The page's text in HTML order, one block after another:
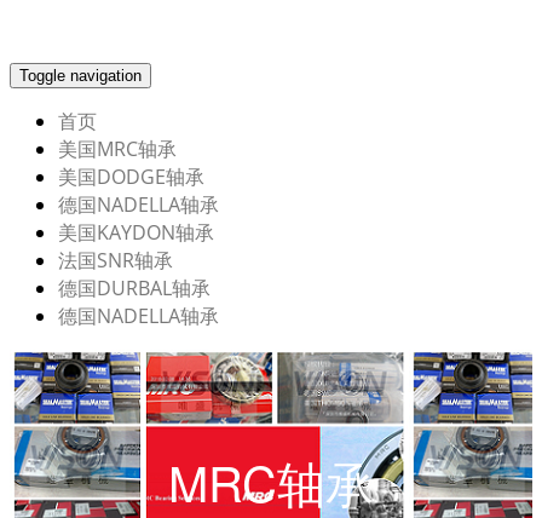
Toggle navigation
首页
美国MRC轴承
美国DODGE轴承
德国NADELLA轴承
美国KAYDON轴承
法国SNR轴承
德国DURBAL轴承
德国NADELLA轴承
MRC轴承